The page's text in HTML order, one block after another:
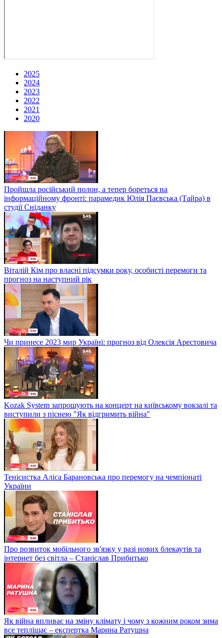
2025
2024
2023
2022
2021
2020
Пройшла російський полон, а тепер бореться на
інформаційному фронті: парамедик Юлія Паєвська (Тайра) в
студії Сніданку
Віталій Кім про власні підсумки року, особисті перемоги та
прогноз на наступний рік
Чи принесе 2023 мир Україні: прогноз від Олексія Арестовича
Kozak System запрошують на концерт на київському вокзалі та
виступили з піснею "Як відгримить війна"
Тенісистка Аліса Барановська про перемогу на чемпіонаті
України
Про розвиток мобільного зв'язку у разі нових блекаутів та
інтернет без світла – Станіслав Прибитько
Як війна впливає на зміну клімату і чому з кожним роком зима
все теплішає – експертка Марина Ратушна